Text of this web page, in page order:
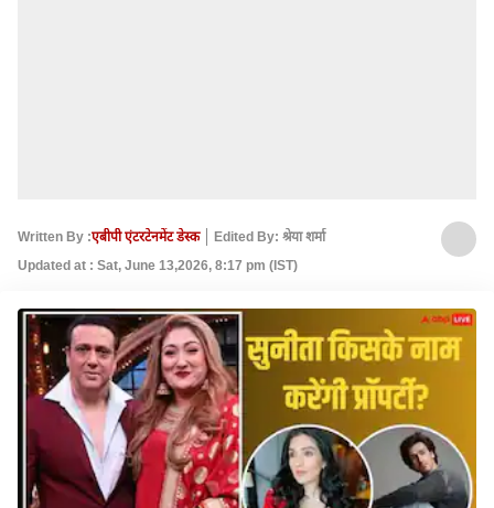
Written By :एबीपी एंटरटेनमेंट डेस्क
Edited By: श्रेया शर्मा
Updated at : Sat, June 13,2026, 8:17 pm (IST)